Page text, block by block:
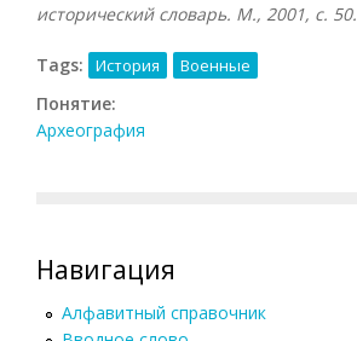
исторический словарь. М., 2001, с. 50.
Tags: История Военные
Понятие:
Археография
Навигация
Алфавитный справочник